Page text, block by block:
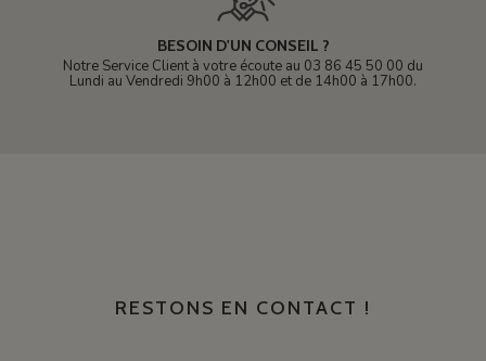
BESOIN D'UN CONSEIL ?
Notre Service Client à votre écoute au 03 86 45 50 00 du
Lundi au Vendredi 9h00 à 12h00 et de 14h00 à 17h00.
RESTONS EN CONTACT !